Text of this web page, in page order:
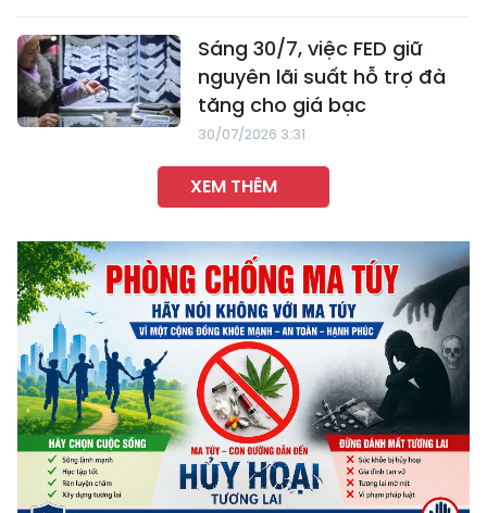
Sáng 30/7, việc FED giữ
nguyên lãi suất hỗ trợ đà
tăng cho giá bạc
30/07/2026 3:31
XEM THÊM